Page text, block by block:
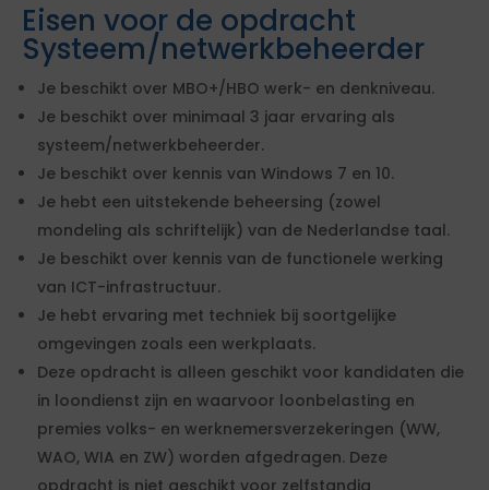
Eisen voor de opdracht
Systeem/netwerkbeheerder
Je beschikt over MBO+/HBO werk- en denkniveau.
Je beschikt over minimaal 3 jaar ervaring als
systeem/netwerkbeheerder.
Je beschikt over kennis van Windows 7 en 10.
Je hebt een uitstekende beheersing (zowel
mondeling als schriftelijk) van de Nederlandse taal.
Je beschikt over kennis van de functionele werking
van ICT-infrastructuur.
Je hebt ervaring met techniek bij soortgelijke
omgevingen zoals een werkplaats.
Deze opdracht is alleen geschikt voor kandidaten die
in loondienst zijn en waarvoor loonbelasting en
premies volks- en werknemersverzekeringen (WW,
WAO, WIA en ZW) worden afgedragen. Deze
opdracht is niet geschikt voor zelfstandig